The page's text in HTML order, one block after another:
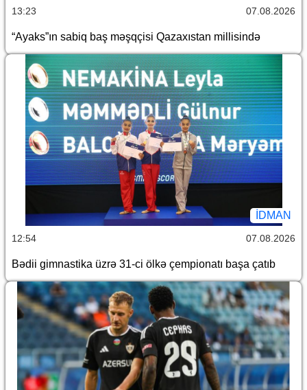
13:23 07.08.2026
“Ayaks”ın sabiq baş məşqçisi Qazaxıstan millisində
İDMAN
12:54 07.08.2026
Bədii gimnastika üzrə 31-ci ölkə çempionatı başa çatıb